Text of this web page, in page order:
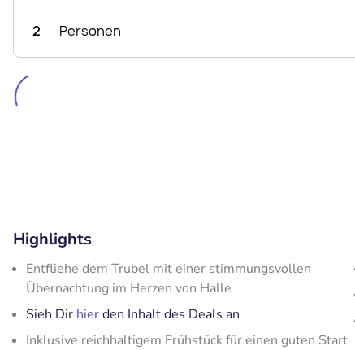
2 Personen
Highlights
Entfliehe dem Trubel mit einer stimmungsvollen
Übernachtung im Herzen von Halle
Sieh Dir hierden Inhalt des Deals an
Inklusive reichhaltigem Frühstück für einen guten Start